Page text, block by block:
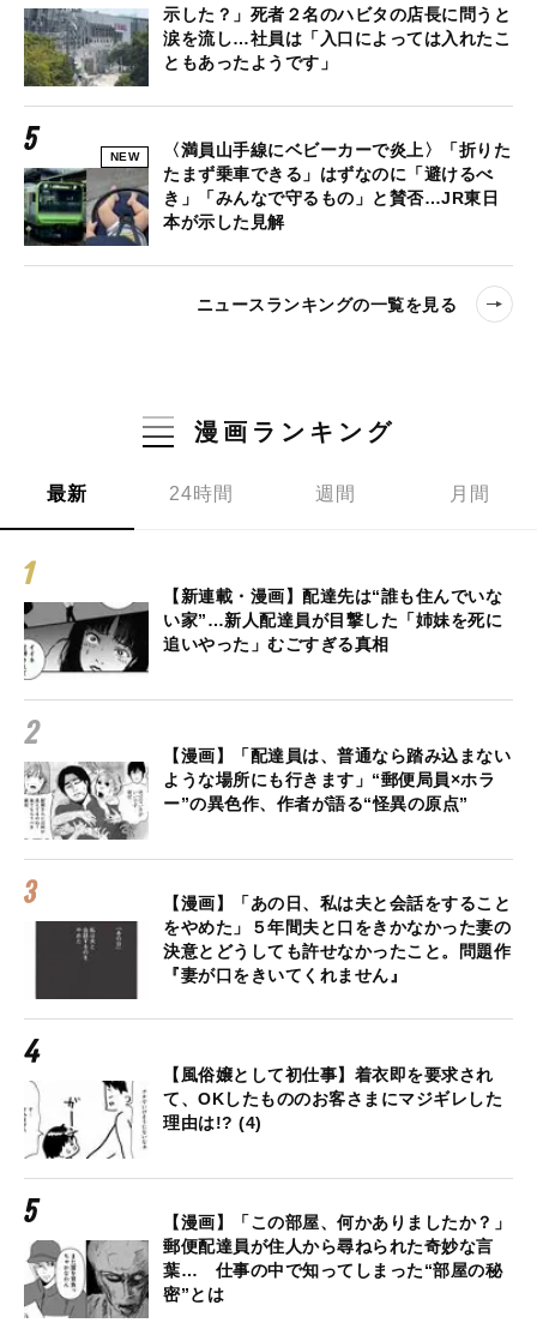
示した？」死者２名のハビタの店長に問うと
涙を流し…社員は「入口によっては入れたこ
ともあったようです」
NEW
〈満員山手線にベビーカーで炎上〉「折りた
たまず乗車できる」はずなのに「避けるべ
き」「みんなで守るもの」と賛否…JR東日
本が示した見解
ニュースランキングの一覧を見る
漫画ランキング
最新 24時間 週間 月間
【新連載・漫画】配達先は“誰も住んでいな
い家”…新人配達員が目撃した「姉妹を死に
追いやった」むごすぎる真相
【漫画】「配達員は、普通なら踏み込まない
ような場所にも行きます」“郵便局員×ホラ
ー”の異色作、作者が語る“怪異の原点”
【漫画】「あの日、私は夫と会話をすること
をやめた」５年間夫と口をきかなかった妻の
決意とどうしても許せなかったこと。問題作
『妻が口をきいてくれません』
【風俗嬢として初仕事】着衣即を要求され
て、OKしたもののお客さまにマジギレした
理由は!? (4)
【漫画】「この部屋、何かありましたか？」
郵便配達員が住人から尋ねられた奇妙な言
葉… 仕事の中で知ってしまった“部屋の秘
密”とは